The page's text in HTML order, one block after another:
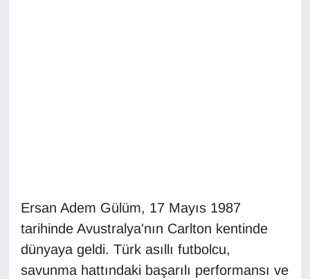
Ersan Adem Gülüm, 17 Mayıs 1987
tarihinde Avustralya'nın Carlton kentinde
dünyaya geldi. Türk asıllı futbolcu,
savunma hattındaki başarılı performansı ve
Emlak
En çok konuşulanlar